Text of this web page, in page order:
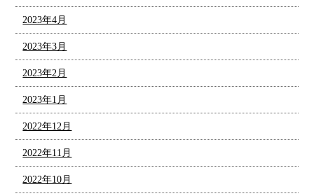
2023年4月
2023年3月
2023年2月
2023年1月
2022年12月
2022年11月
2022年10月